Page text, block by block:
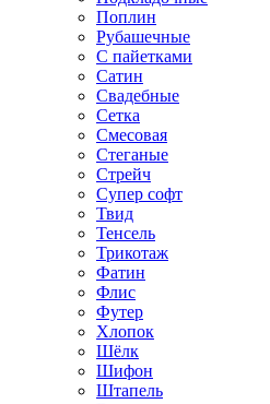
Поплин
Рубашечные
С пайетками
Сатин
Свадебные
Сетка
Смесовая
Стеганые
Стрейч
Супер софт
Твид
Тенсель
Трикотаж
Фатин
Флис
Футер
Хлопок
Шёлк
Шифон
Штапель